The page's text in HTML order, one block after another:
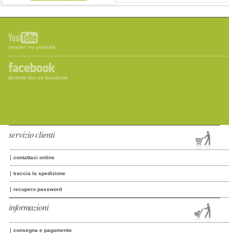
seguici su youtube
diventa fan su facebook
servizio clienti
contattaci online
traccia la spedizione
recupero password
informazioni
consegna e pagamento